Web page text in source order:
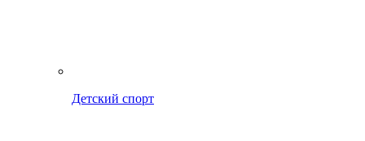
Детский спорт